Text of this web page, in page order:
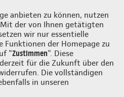
anbieten zu können, nutzen
der von Ihnen getätigten
wir nur essentielle
Funktionen der Homepage zu
"Zustimmen". Diese
für die Zukunft über den
Die vollständigen
in unseren
Login
Beratung & Angebot